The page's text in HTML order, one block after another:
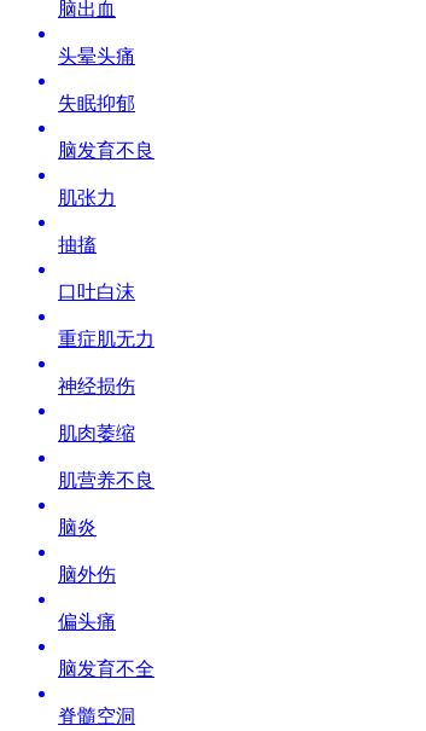
脑出血
头晕头痛
失眠抑郁
脑发育不良
肌张力
抽搐
口吐白沫
重症肌无力
神经损伤
肌肉萎缩
肌营养不良
脑炎
脑外伤
偏头痛
脑发育不全
脊髓空洞